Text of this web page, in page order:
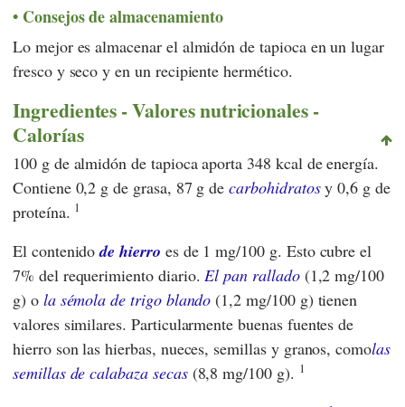
Consejos de almacenamiento
Lo mejor es almacenar el almidón de tapioca en un lugar
fresco y seco y en un recipiente hermético.
Ingredientes - Valores nutricionales -
Calorías
100 g de almidón de tapioca aporta 348 kcal de energía.
Contiene 0,2 g de grasa, 87 g decarbohidratosy 0,6 g de
proteína. 1
El contenidode hierro es de 1 mg/100 g. Esto cubre el
7% del requerimiento diario.El pan rallado(1,2 mg/100
g) o la sémola de trigo blando (1,2 mg/100 g) tienen
valores similares. Particularmente buenas fuentes de
hierro son las hierbas, nueces, semillas y granos, comolas
semillas de calabaza secas(8,8 mg/100 g). 1